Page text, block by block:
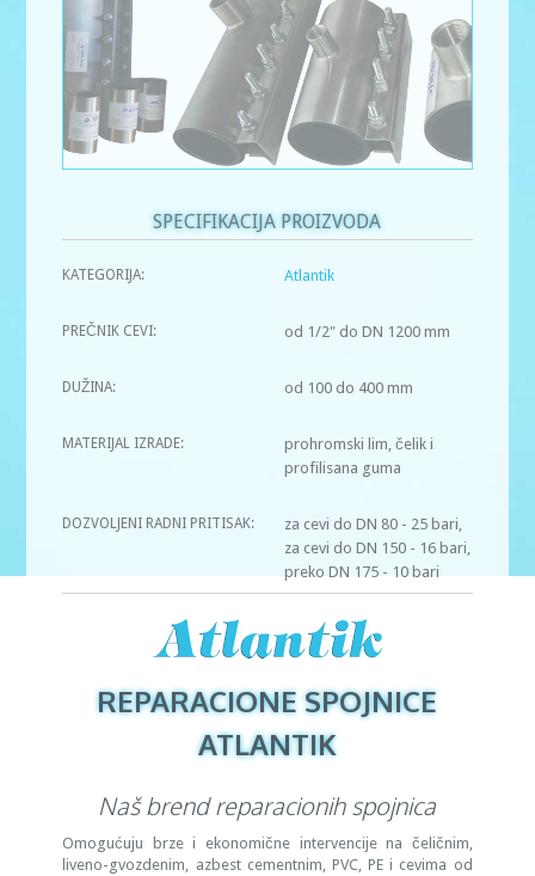
SPECIFIKACIJA PROIZVODA
KATEGORIJA: Atlantik
PREČNIK CEVI: od 1/2" do DN 1200 mm
DUŽINA: od 100 do 400 mm
MATERIJAL IZRADE:
prohromski lim, čelik i
profilisana guma
DOZVOLJENI RADNI PRITISAK:
za cevi do DN 80 - 25 bari,
za cevi do DN 150 - 16 bari,
preko DN 175 - 10 bari
REPARACIONE SPOJNICE
ATLANTIK
Naš brend reparacionih spojnica
Omogućuju brze i ekonomične intervencije na čeličnim,
liveno-gvozdenim, azbest cementnim, PVC, PE i cevima od